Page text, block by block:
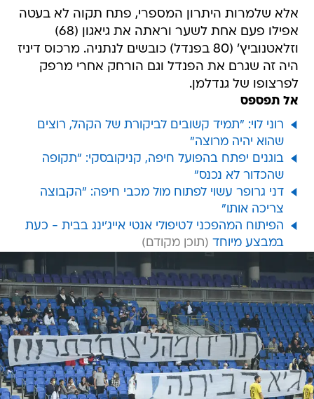
אלא שלמרות היתרון המספרי, פתח תקוה לא בעטה
אפילו פעם אחת לשער וראתה את גיאגון (68)
וזלאטנוביץ' (80 בפנדל) כובשים לנתניה. מרכוס דיניז
היה זה שגרם את הפנדל וגם הורחק אחרי מרפק
לפרצופו של גנדלמן.
אל תפספס
רוני לוי: "תמיד קשובים לביקורת של הקהל, רוצים
שהוא יהיה מרוצה"
בוגנים יפתח בהפועל חיפה, קניקובסקי: "תקופה
שהכדור לא נכנס"
דני גרופר עשוי לפתוח מול מכבי חיפה: "הקבוצה
צריכה אותו"
הפיתוח המהפכני לטיפולי אנטי אייג'ינג בבית - כעת
במבצע מיוחד